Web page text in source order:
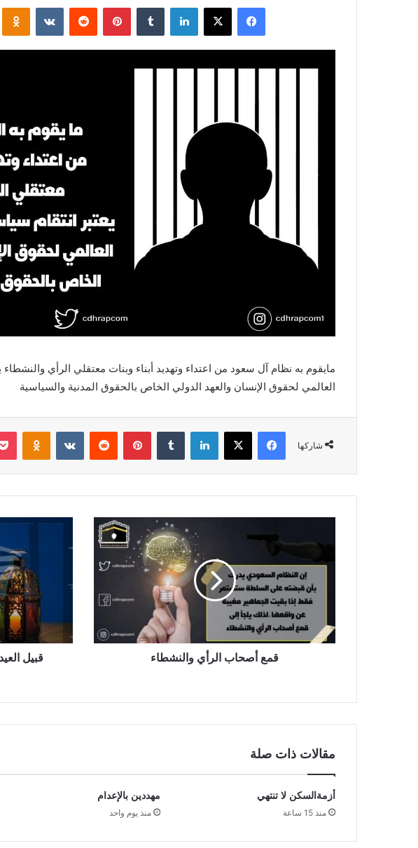
فيسبوك X لينكدإن بينتيريست
مايقوم به نظام آل سعود من اعتداء وتهديد أبناء وبنات معتقلي الرأي
العالمي لحقوق الإنسان والعهد الدولي الخاص بالحقوق المدنية والسياسية
شاركها
فيسبوك X لينكدإن بينتيريست
قمع أصحاب الرأي والنشطاء
قبيل
مقالات ذات صلة
أزمةالسكن لا تنتهي
منذ 15 ساعة
مهددين بالإعدام
منذ يوم واحد